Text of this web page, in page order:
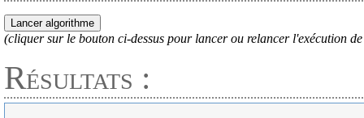
(cliquer sur le bouton ci-dessus pour lancer ou relancer l'exécution
Résultats :